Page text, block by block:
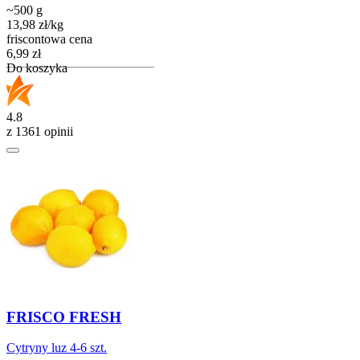
~500 g
13,98 zł/kg
friscontowa cena
Cena
6,99 zł
Do koszyka
4.8
z 1361 opinii
FRISCO FRESH
Cytryny luz 4-6 szt.